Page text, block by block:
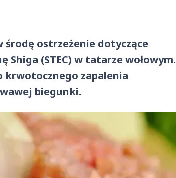
środę ostrzeżenie dotyczące
(STEC) w tatarze wołowym.
krwotocznego zapalenia
biegunki.